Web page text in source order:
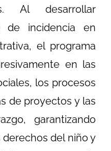
Al desarrollar
de incidencia en
el programa
en las
los procesos
de proyectos y las
garantizando
del niño y